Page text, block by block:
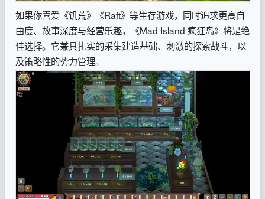
如果你喜爱《饥荒》《Raft》等生存游戏，同时追求更高自
由度、故事深度与经营乐趣，《Mad Island 疯狂岛》将是绝
佳选择。它兼具扎实的采集建造基础、刺激的探索战斗，以
及策略性的势力管理。